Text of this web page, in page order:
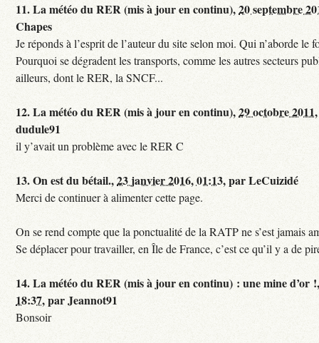
11.La météo du RER (mis à jour en continu),20 septembre
Chapes
Je réponds à l’esprit de l’auteur du site selon moi. Qui n’aborde le
Pourquoi se dégradent les transports, comme les autres secteurs
ailleurs, dont le RER, la SNCF...
12.La météo du RER (mis à jour en continu),29 octobre
dudule91
il y’avait un problème avec le RER C
13.On est du bétail.,23 janvier 2016, 01:13,parLeCuizidé
Merci de continuer à alimenter cette page.
On se rend compte que la ponctualité de la RATP ne s’est jamais
Se déplacer pour travailler, en Île de France, c’est ce qu’il y a de
14.La météo du RER (mis à jour en continu) : une mine d’or
18:37,parJeannot91
Bonsoir